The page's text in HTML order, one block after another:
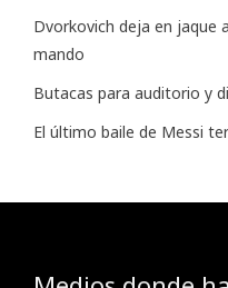
Dvorkovich deja en jaque
mando
Butacas para auditorio y
El último baile de Messi